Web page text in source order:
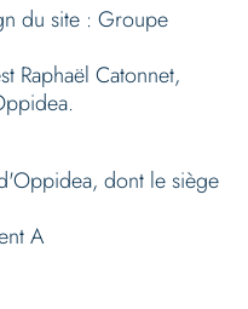
du site : Groupe
Raphaël Catonnet,
dont le siège
A